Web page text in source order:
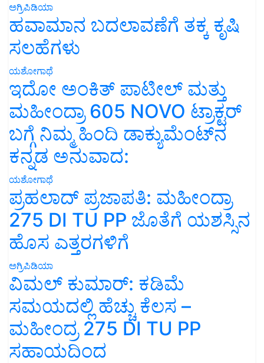
ಅಗ್ರಿಪಿಡಿಯಾ
ಹವಾಮಾನ ಬದಲಾವಣೆಗೆ ತಕ್ಕ ಕೃಷಿ
ಸಲಹೆಗಳು
ಯಶೋಗಾಥೆ
ಇದೋ ಅಂಕಿತ್ ಪಾಟೀಲ್ ಮತ್ತು
ಮಹೀಂದ್ರಾ 605 NOVO ಟ್ರಾಕ್ಟರ್
ಬಗ್ಗೆ ನಿಮ್ಮ ಹಿಂದಿ ಡಾಕ್ಯುಮೆಂಟ್‌ನ
ಕನ್ನಡ ಅನುವಾದ:
ಯಶೋಗಾಥೆ
ಪ್ರಹಲಾದ್ ಪ್ರಜಾಪತಿ: ಮಹೀಂದ್ರಾ
275 DI TU PP ಜೊತೆಗೆ ಯಶಸ್ಸಿನ
ಹೊಸ ಎತ್ತರಗಳಿಗೆ
ಅಗ್ರಿಪಿಡಿಯಾ
ವಿಮಲ್ ಕುಮಾರ್: ಕಡಿಮೆ
ಸಮಯದಲ್ಲಿ ಹೆಚ್ಚು ಕೆಲಸ –
ಮಹೀಂದ್ರ 275 DI TU PP
ಸಹಾಯದಿಂದ